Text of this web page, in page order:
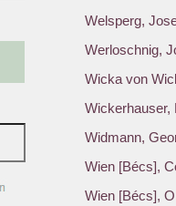
Welsperg,
Werloschnig,
Wicka von
Wickerhauser,
Widmann,
Wien [Bécs],
Wien [Bécs],